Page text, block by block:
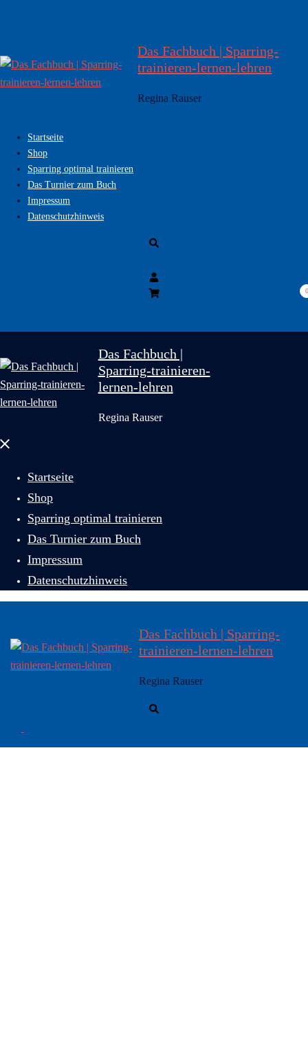
Das Fachbuch | Sparring-
trainieren-lernen-lehren
Regina Rauser
Startseite
Shop
Sparring optimal trainieren
Das Turnier zum Buch
Impressum
Datenschutzhinweis
0
Das Fachbuch |
Sparring-trainieren-
lernen-lehren
Regina Rauser
Menü
Startseite
Shop
Sparring optimal trainieren
Das Turnier zum Buch
Impressum
Datenschutzhinweis
Das Fachbuch | Sparring-
trainieren-lernen-lehren
Regina Rauser
umschalten